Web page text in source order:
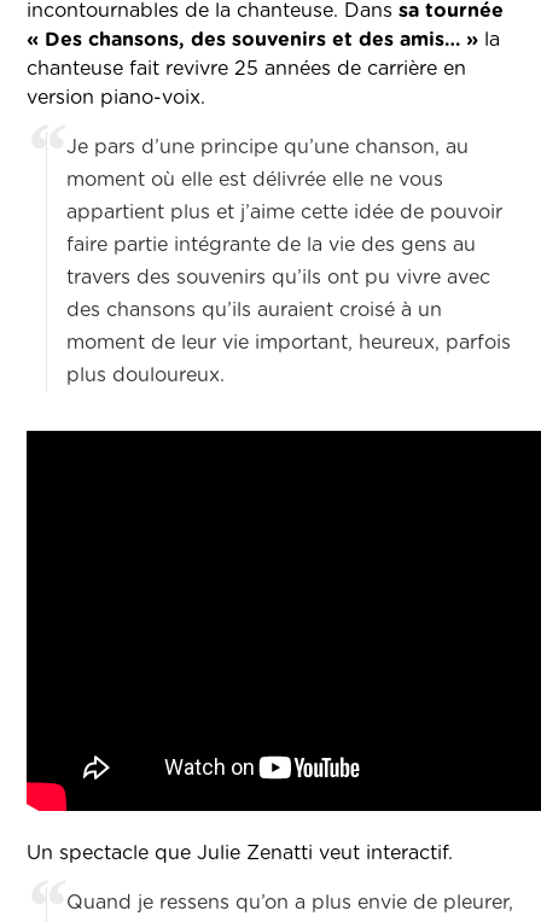
incontournables de la chanteuse. Danssa tournée
« Des chansons, des souvenirs et des amis… » la
chanteuse fait revivre 25 années de carrière en
version piano-voix.
Je pars d’une principe qu’une chanson, au
moment où elle est délivrée elle ne vous
appartient plus et j’aime cette idée de pouvoir
faire partie intégrante de la vie des gens au
travers des souvenirs qu’ils ont pu vivre avec
des chansons qu’ils auraient croisé à un
moment de leur vie important, heureux, parfois
plus douloureux.
Un spectacle que Julie Zenatti veut interactif.
Quand je ressens qu’on a plus envie de pleurer,